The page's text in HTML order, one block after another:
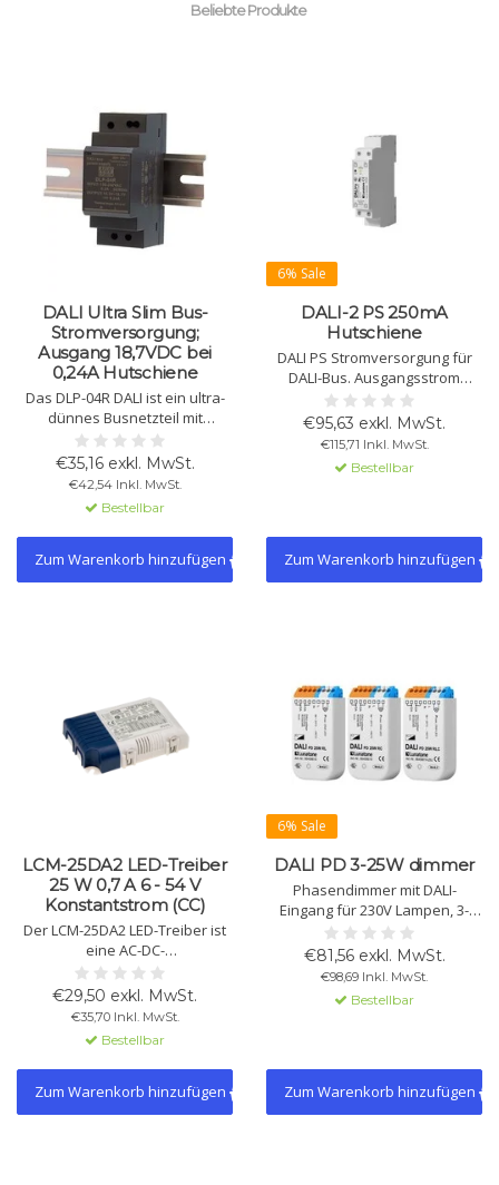
Beliebte Produkte
DALI Ultra Slim Bus-
Stromversorgung;
Ausgang 18,7VDC bei
0,24A Hutschiene
Das DLP-04R DALI ist ein ultra-
dünnes Busnetzteil mit
konstanter Spannung von
18,7VDC bei 0,24A. Diese DIN-
Schienenmontage verfügt über
einen universellen Eingang von
90-264V.
€35,16 exkl. MwSt.
€42,54 Inkl. MwSt.
Bestellbar
Zum Warenkorb hinzufügen
6% Sale
DALI-2 PS 250mA
Hutschiene
DALI PS Stromversorgung für
DALI-Bus. Ausgangsstrom
250mA, DIN-Schienenmontage.
Unterstützt 64 DALI-Geräte.
Eingangsspannung 120-240Vac,
IP40. Kurzschlusssicher,
Startzeit 250ms,
€95,63 exkl. MwSt.
€115,71 Inkl. MwSt.
Bestellbar
Zum Warenkorb hinzufügen
LCM-25DA2 LED-Treiber
25 W 0,7 A 6 - 54 V
Konstantstrom (CC)
Der LCM-25DA2 LED-Treiber ist
eine AC-DC-
Mehrstufenausgabe-
Komponente mit Konstantstrom
(CC). Ausgang von
0,35A/0,6A/0,7A/0,9A/1,05A,
geeignet für DALI 2.0 und Push-
Dimmung.
€29,50 exkl. MwSt.
€35,70 Inkl. MwSt.
Bestellbar
Zum Warenkorb hinzufügen
6% Sale
DALI PD 3-25W dimmer
Phasendimmer mit DALI-
Eingang für 230V Lampen, 3-
25W. Geeignet für den Einbau
in Geräte der Schutzklasse II.
Unterstützt Phasenabschnitt
und -anschnitt mit
automatischer
€81,56 exkl. MwSt.
€98,69 Inkl. MwSt.
Bestellbar
Zum Warenkorb hinzufügen